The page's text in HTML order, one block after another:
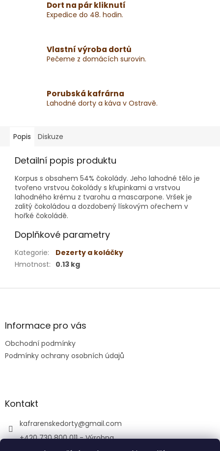
Dort na pár kliknutí
Expedice do 48. hodin.
Vlastní výroba dortů
Pečeme z domácích surovin.
Porubská kafrárna
Lahodné dorty a káva v Ostravě.
Popis Diskuze
Detailní popis produktu
Korpus s obsahem 54% čokolády. Jeho lahodné tělo je
tvořeno vrstvou čokolády s křupinkami a vrstvou
lahodného krému z tvarohu a mascarpone. Vršek je
zalitý čokoládou a dozdobený lískovým ořechem v
hořké čokoládě.
Doplňkové parametry
Kategorie:
Dezerty a koláčky
Hmotnost: 0.13 kg
Z
aInformace pro vás
Obchodní podmínky
Podmínky ochrany osobních údajů
Kontakt
kafrarenskedorty@gmail.com
+420 730 800 011 - Výrobna